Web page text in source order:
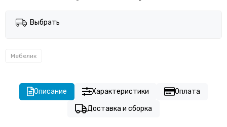
Выбрать
Мебелик
Описание Характеристики
Оплата
Доставка и сборка